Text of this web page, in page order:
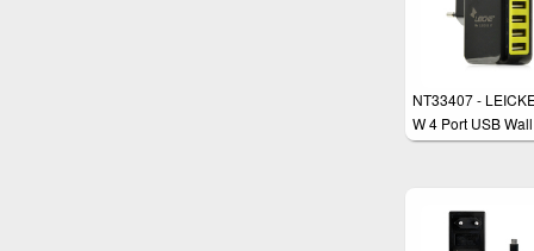
NT33407 -
W 4 Port USB Wall
Charger with 4x 5